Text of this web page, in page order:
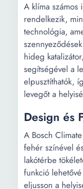
A klíma számos
rendelkezik,
technológia,
hideg
segítségével a
elpusztíthatók,
levegőt a
Design és
A Bosch
fehér színével
lakótérbe
funkció
eljusson a